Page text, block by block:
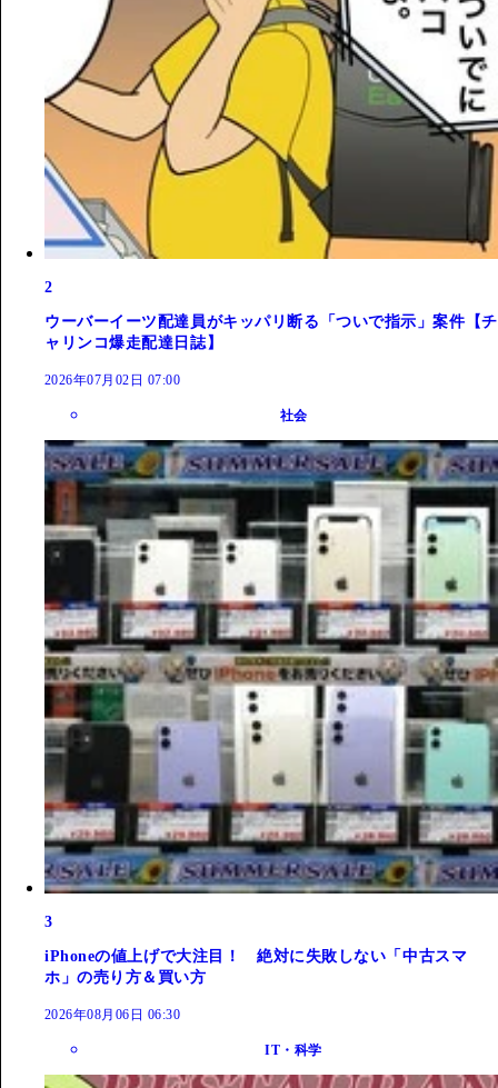
2
ウーバーイーツ配達員がキッパリ断る「ついで指示」案件【チ
ャリンコ爆走配達日誌】
2026年07月02日 07:00
社会
3
iPhoneの値上げで大注目！ 絶対に失敗しない「中古スマ
ホ」の売り方＆買い方
2026年08月06日 06:30
IT・科学